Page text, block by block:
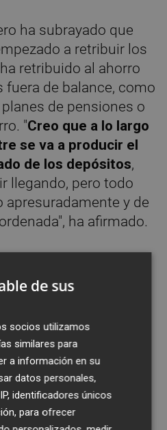
ha subrayado que
a retribuir los
retribuido al ahorro
de balance, como
de pensiones o
"Creo que a lo largo
se va a producir el
de los depósitos,
llegando, pero todo
apresuradamente y de
ha afirmado.
para el negocio
que se
impagos por el
y los tipos de interés
de los deudores.
tipo de
insistiendo en que
de sus
socios utilizamos
similares para
a información en su
datos personales,
identificadores únicos
para ofrecer